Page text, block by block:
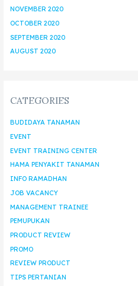
NOVEMBER 2020
OCTOBER 2020
SEPTEMBER 2020
AUGUST 2020
CATEGORIES
BUDIDAYA TANAMAN
EVENT
EVENT TRAINING CENTER
HAMA PENYAKIT TANAMAN
INFO RAMADHAN
JOB VACANCY
MANAGEMENT TRAINEE
PEMUPUKAN
PRODUCT REVIEW
PROMO
REVIEW PRODUCT
TIPS PERTANIAN